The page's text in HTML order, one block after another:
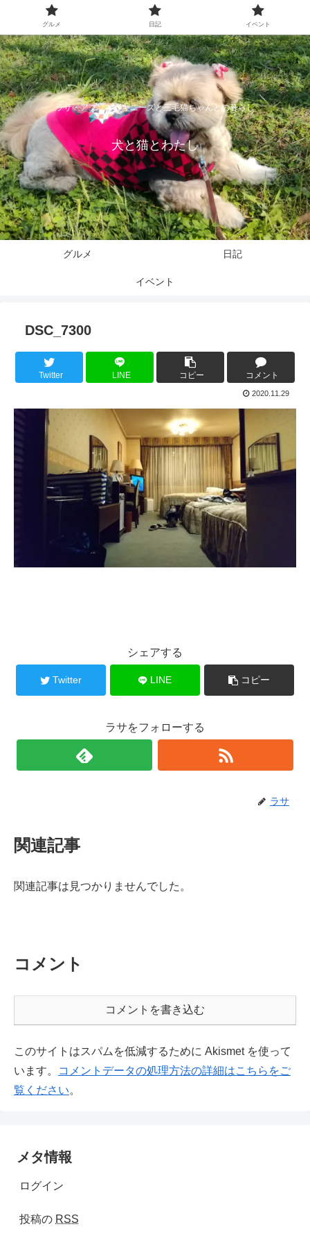
ラサ・アプソとペキニーズと三毛猫ちゃんとの暮らし
犬と猫とわたし
グルメ 日記
イベント
DSC_7300
Twitter LINE コピー コメント
2020.11.29
シェアする
Twitter LINE コピー
ラサをフォローする
ラサ
関連記事
関連記事は見つかりませんでした。
コメント
コメントを書き込む
このサイトはスパムを低減するために Akismet を使って
います。
コメントデータの処理方法の詳細はこちらをご
覧ください。
メタ情報
ログイン
投稿の RSS
グルメ 日記 イベント